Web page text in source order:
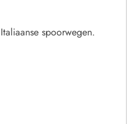
spoorwegen.